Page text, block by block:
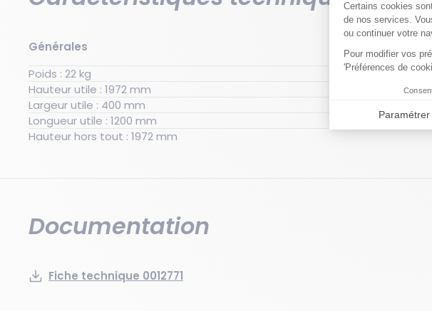
Générales
Poids : 22 kg
Hauteur utile : 1972 mm
Largeur utile : 400 mm
Longueur utile : 1200 mm
Hauteur hors tout : 1972 mm
Documentation
Fiche technique 0012771